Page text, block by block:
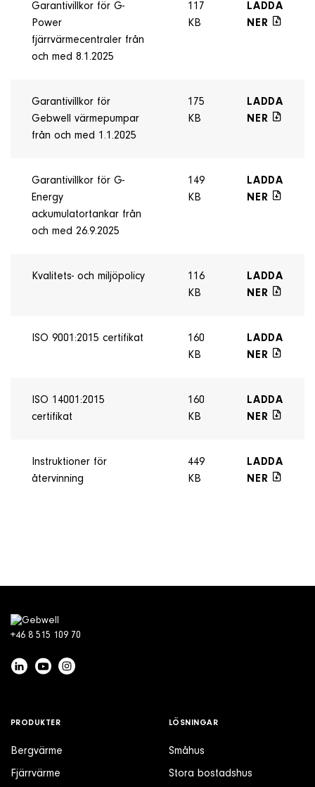
Garantivillkor för G-
Power
fjärrvärmecentraler från
och med 8.1.2025
117
KB
LADDA
NER
Garantivillkor för
Gebwell värmepumpar
från och med 1.1.2025
175
KB
LADDA
NER
Garantivillkor för G-
Energy
ackumulatortankar från
och med 26.9.2025
149
KB
LADDA
NER
Kvalitets- och miljöpolicy
116
KB
LADDA
NER
ISO 9001:2015 certifikat
160
KB
LADDA
NER
ISO 14001:2015
certifikat
160
KB
LADDA
NER
Instruktioner för
återvinning
449
KB
LADDA
NER
+46 8 515 109 70
PRODUKTER
Bergvärme
Fjärrvärme
LÖSNINGAR
Småhus
Stora bostadshus